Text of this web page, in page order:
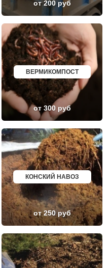
ГАГАРИН
ПОЧИНОК
КАНАШ
КУРГАНИНСК
ЩЕКИНО
ДИМИТРОВГРАД
СИМ
МАЛОЯРОСЛАВЕЦ
МАРИИНСК
МИНУСИНСК
ВЕРХНЯЯ ПЫШМА
РОССОШЬ
УСТЬ ЛАБИНСК
КОМСОМОЛЬСК
РЖЕВ
АЛЕКСЕЕВКА
ВЯЗЬМА
ИШИМ
ПОКРОВ
ЗЕЛЕНОДОЛЬСК
ЛИВНЫ
БОБРОВ
ЛИСКИ
КУЗНЕЦК
БАЛАШОВ
ВЫШНИЙ ВОЛОЧЕК
БЕЛОЯРСКИЙ
ГУСЬ ХРУСТАЛЬНЫЙ
ИЗБЕРБАШ
НАЗРАНЬ
АБИНСК
ПЕРЕВОЗ
от 200 руб
ВЕРМИКОМПОСТ
от 300 руб
КОНСКИЙ НАВОЗ
от 250 руб